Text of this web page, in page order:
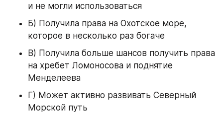
и не могли использоваться
Б) Получила права на Охотское море,
которое в несколько раз богаче
В) Получила больше шансов получить права
на хребет Ломоносова и поднятие
Менделеева
Г) Может активно развивать Северный
Морской путь